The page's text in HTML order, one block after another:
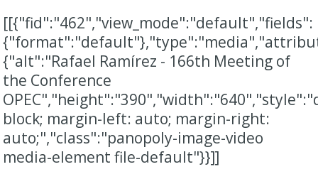
[[{"fid":"462","view_mode":"default","fields":
{"alt":"Rafael Ramírez - 166th Meeting of
the Conference
block; margin-left: auto; margin-right:
auto;","class":"panopoly-image-video
media-element file-default"}}]]